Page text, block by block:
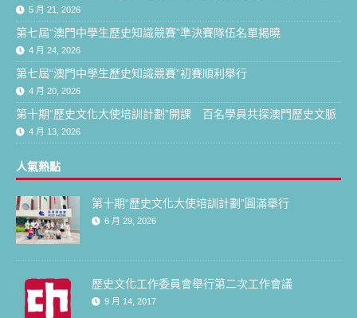
5 月 21, 2026
第七屆“澳門中學生歷史知識競賽”準決賽隊伍名單揭曉
4 月 24, 2026
第七屆“澳門中學生歷史知識競賽”初賽順利舉行
4 月 20, 2026
第十期“歷史文化大使培訓計劃”開課 百名學員共探澳門歷史文脈
4 月 13, 2026
人氣熱點
第十期“歷史文化大使培訓計劃”圓滿舉行
6 月 29, 2026
歷史文化工作委員會舉行第二次工作會議
9 月 14, 2017